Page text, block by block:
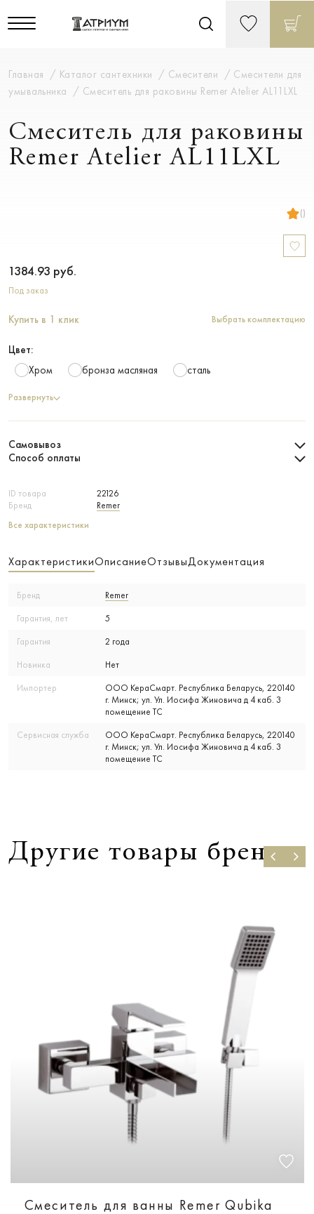
Главная Каталог сантехники Смесители
Смесители для
умывальника
Смеситель для раковины Remer Atelier AL11LXL
Смеситель для раковины
Remer Atelier AL11LXL
()
ID товара
22126
Бренд
Remer
Все характеристики
1384.93 руб.
Под заказ
Купить в 1 клик Выбрать комплектацию
Цвет:
Хром
бронза масляная сталь
Развернуть
Самовывоз
Способ оплаты
ХарактеристикиОписаниеОтзывыДокументация
Бренд Remer
Гарантия, лет 5
Гарантия 2 года
Новинка Нет
Импортер
ООО КераСмарт. Республика Беларусь, 220140
г. Минск; ул. Ул. Иосифа Жиновича д 4 каб. 3
помещение ТС
Сервисная служба
ООО КераСмарт. Республика Беларусь, 220140
г. Минск; ул. Ул. Иосифа Жиновича д 4 каб. 3
помещение ТС
Другие товары бренда
Смеситель для ванны Remer Qubika